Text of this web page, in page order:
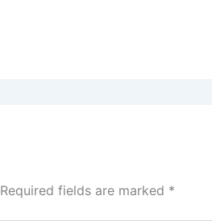
Required fields are marked *